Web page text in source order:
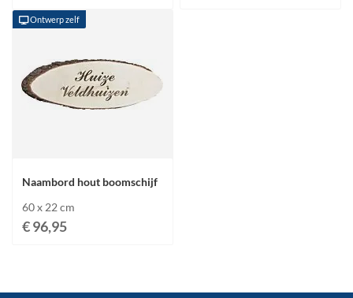
Ontwerp zelf
Naambord hout boomschijf
60 x 22 cm
€ 96,95